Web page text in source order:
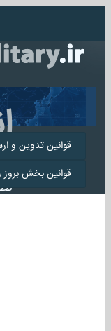
قوانین تدوین و
قوانین بخش بروز